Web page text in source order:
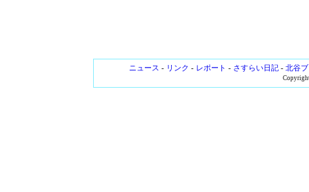
ニュース - リンク - レポート - さすらい日記- 北谷